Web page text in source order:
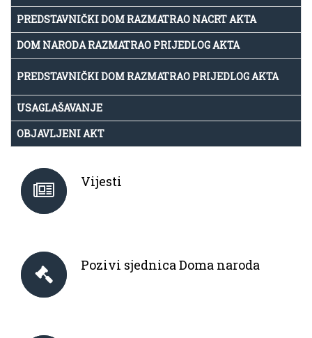
PREDSTAVNIČKI DOM RAZMATRAO NACRT AKTA
DOM NARODA RAZMATRAO PRIJEDLOG AKTA
PREDSTAVNIČKI DOM RAZMATRAO PRIJEDLOG AKTA
USAGLAŠAVANJE
OBJAVLJENI AKT
Vijesti
Pozivi sjednica Doma naroda